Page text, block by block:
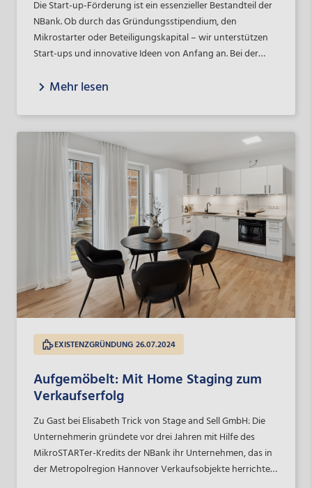
Die Start-up-Förderung ist ein essenzieller Bestandteil der
NBank. Ob durch das Gründungsstipendium, den
Mikrostarter oder Beteiligungskapital – wir unterstützen
Start-ups und innovative Ideen von Anfang an. Bei der
langen Zeitraum, und auch nach der Förderphase bleibt
Bestehens haben wir auch von vielen unserer Start-ups
herzliche Glückwünsche erhalten.
Mehr lesen
EXISTENZGRÜNDUNG 26.07.2024
Aufgemöbelt: Mit Home Staging zum
Verkaufserfolg
Zu Gast bei Elisabeth Trick von Stage and Sell GmbH: Die
Unternehmerin gründete vor drei Jahren mit Hilfe des
MikroSTARTer-Kredits der NBank ihr Unternehmen, das in
der Metropolregion Hannover Verkaufsobjekte herrichtet